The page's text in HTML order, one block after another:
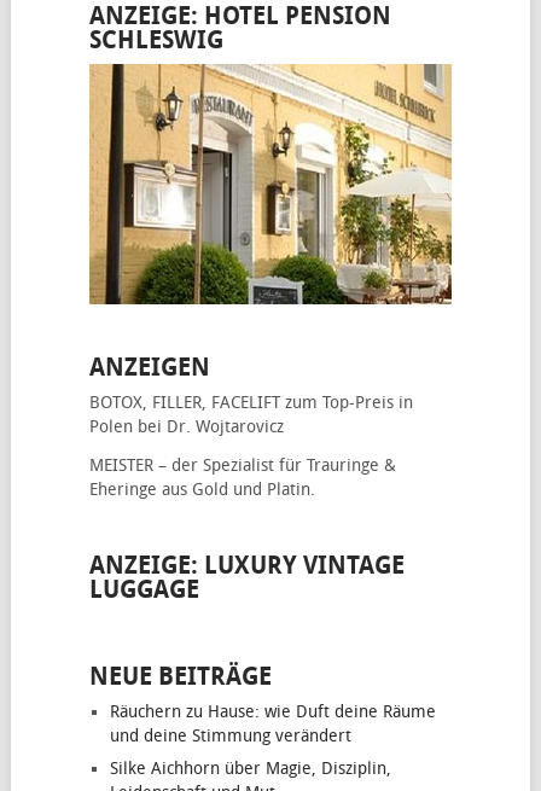
ANZEIGE: HOTEL PENSION
SCHLESWIG
ANZEIGEN
BOTOX, FILLER, FACELIFTzum Top-Preis in
Polen bei Dr. Wojtarovicz
MEISTER – der Spezialist für Trauringe &
Eheringe aus Gold und Platin.
ANZEIGE: LUXURY VINTAGE
LUGGAGE
NEUE BEITRÄGE
Räuchern zu Hause: wie Duft deine Räume
und deine Stimmung verändert
Silke Aichhorn über Magie, Disziplin,